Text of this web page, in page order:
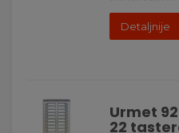
Uložite u visokokvalitetne
mogućnosti kontrole pristupa
nas danas kako biste saznali
Detaljnije
Urmet
22